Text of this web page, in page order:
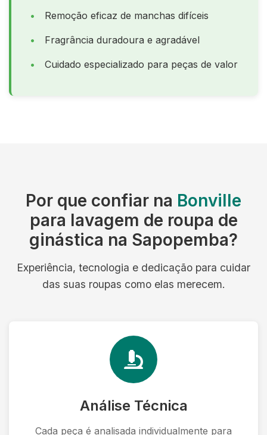
Remoção eficaz de manchas difíceis
Fragrância duradoura e agradável
Cuidado especializado para peças de valor
Por que confiar na Bonville
para lavagem de roupa de
ginástica na Sapopemba?
Experiência, tecnologia e dedicação para cuidar
das suas roupas como elas merecem.
Análise Técnica
Cada peça é analisada individualmente para